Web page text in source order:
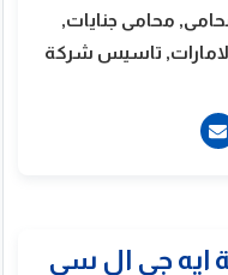
محامى جنايات,
تاسيس شركة